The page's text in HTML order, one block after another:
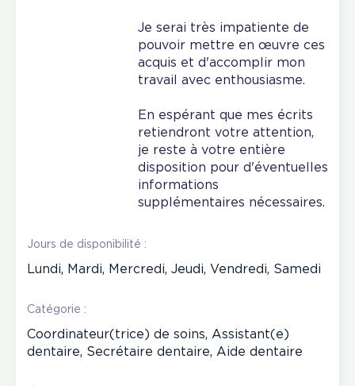
Je serai très impatiente de
pouvoir mettre en œuvre ces
acquis et d'accomplir mon
travail avec enthousiasme.
En espérant que mes écrits
retiendront votre attention,
je reste à votre entière
disposition pour d'éventuelles
informations
supplémentaires nécessaires.
Jours de disponibilité :
Lundi, Mardi, Mercredi, Jeudi, Vendredi, Samedi
Catégorie :
Coordinateur(trice) de soins, Assistant(e)
dentaire, Secrétaire dentaire, Aide dentaire